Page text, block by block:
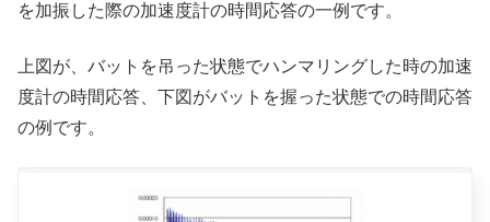
を加振した際の加速度計の時間応答の一例です。
上図が、バットを吊った状態でハンマリングした時の加速
度計の時間応答、下図がバットを握った状態での時間応答
の例です。